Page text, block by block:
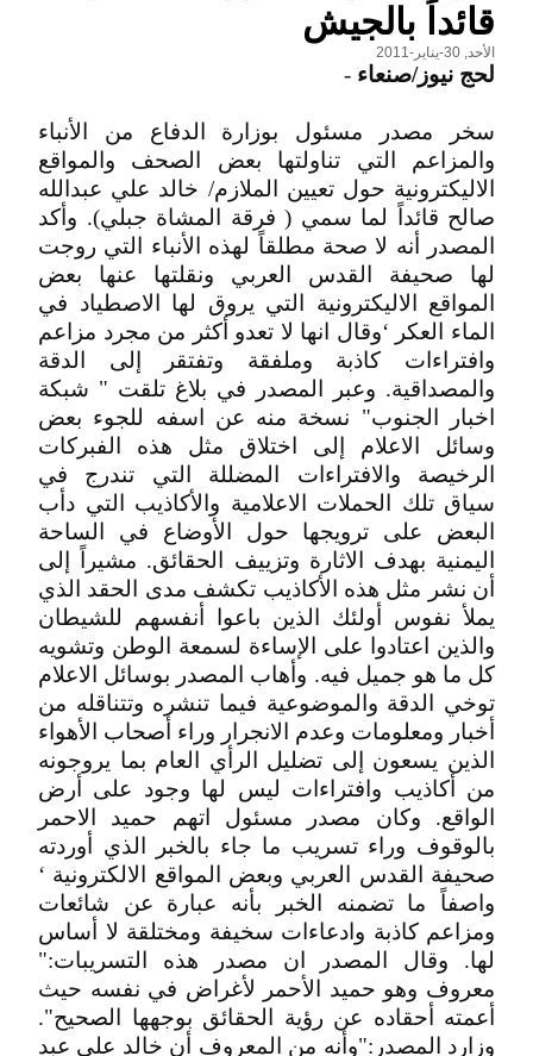
قائداً بالجيش
الأحد, 30-يناير-2011
لحج نيوز/صنعاء -
سخر مصدر مسئول بوزارة الدفاع من الأنباء
والمزاعم التي تناولتها بعض الصحف والمواقع
الاليكترونية حول تعيين الملازم/ خالد علي عبدالله
صالح قائداً لما سمي ( فرقة المشاة جبلي). وأكد
المصدر أنه لا صحة مطلقاً لهذه الأنباء التي روجت
لها صحيفة القدس العربي ونقلتها عنها بعض
المواقع الاليكترونية التي يروق لها الاصطياد في
الماء العكر ‘وقال انها لا تعدو أكثر من مجرد مزاعم
وافتراءات كاذبة وملفقة وتفتقر إلى الدقة
والمصداقية. وعبر المصدر في بلاغ تلقت " شبكة
اخبار الجنوب" نسخة منه عن اسفه للجوء بعض
وسائل الاعلام إلى اختلاق مثل هذه الفبركات
الرخيصة والافتراءات المضللة التي تندرج في
سياق تلك الحملات الاعلامية والأكاذيب التي دأب
البعض على ترويجها حول الأوضاع في الساحة
اليمنية بهدف الاثارة وتزييف الحقائق. مشيراً إلى
أن نشر مثل هذه الأكاذيب تكشف مدى الحقد الذي
يملأ نفوس أولئك الذين باعوا أنفسهم للشيطان
والذين اعتادوا على الإساءة لسمعة الوطن وتشويه
كل ما هو جميل فيه. وأهاب المصدر بوسائل الاعلام
توخي الدقة والموضوعية فيما تنشره وتتناقله من
أخبار ومعلومات وعدم الانجرار وراء أصحاب الأهواء
الذين يسعون إلى تضليل الرأي العام بما يروجونه
من أكاذيب وافتراءات ليس لها وجود على أرض
الواقع. وكان مصدر مسئول اتهم حميد الاحمر
بالوقوف وراء تسريب ما جاء بالخبر الذي أوردته
صحيفة القدس العربي وبعض المواقع الالكترونية ‘
واصفاً ما تضمنه الخبر بأنه عبارة عن شائعات
ومزاعم كاذبة وادعاءات سخيفة ومختلقة لا أساس
لها. وقال المصدر ان مصدر هذه التسريبات:"
معروف وهو حميد الأحمر لأغراض في نفسه حيث
أعمته أحقاده عن رؤية الحقائق بوجهها الصحيح".
وزارد المصدر:"وأنه من المعروف أن خالد علي عبد